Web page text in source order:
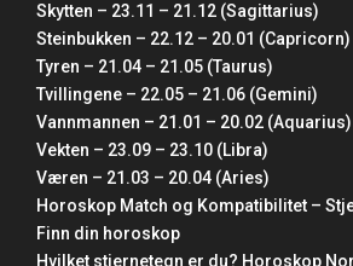
Skytten – 23.11 – 21.12 (Sagittarius)
Steinbukken – 22.12 – 20.01 (Capricorn)
Tyren – 21.04 – 21.05 (Taurus)
Tvillingene – 22.05 – 21.06 (Gemini)
Vannmannen – 21.01 – 20.02 (Aquarius)
Vekten – 23.09 – 23.10 (Libra)
Væren – 21.03 – 20.04 (Aries)
Horoskop Match og Kompatibilitet –
Finn din horoskop
Hvilket stjernetegn er du? Horoskop